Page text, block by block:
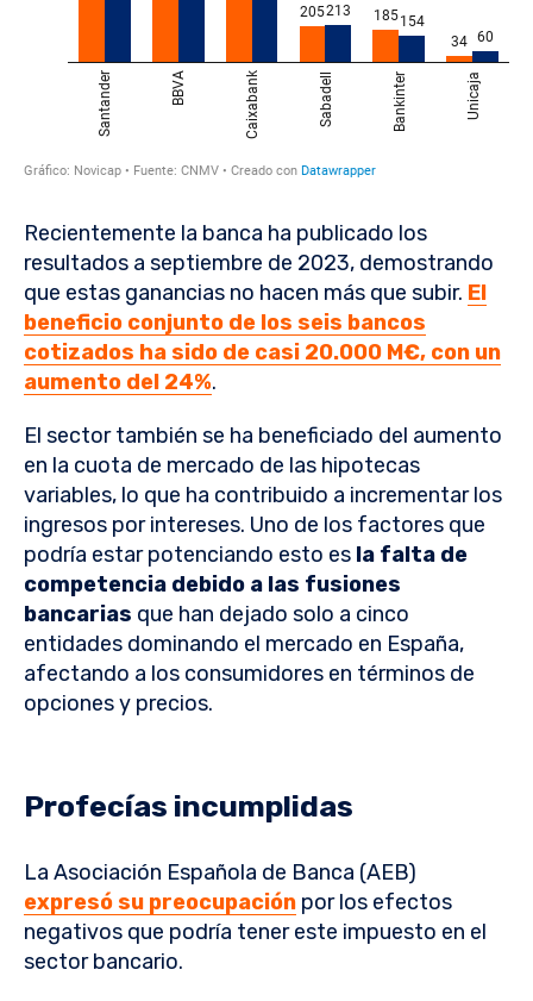
Recientemente la banca ha publicado los
resultados a septiembre de 2023, demostrando
que estas ganancias no hacen más que subir. El
beneficio conjunto de los seis bancos
cotizados ha sido de casi 20.000 M€, con un
aumento del 24%.
El sector también se ha beneficiado del aumento
en la cuota de mercado de las hipotecas
variables, lo que ha contribuido a incrementar los
ingresos por intereses. Uno de los factores que
podría estar potenciando esto es la falta de
competencia debido a las fusiones
bancarias que han dejado solo a cinco
entidades dominando el mercado en España,
afectando a los consumidores en términos de
opciones y precios.
Profecías incumplidas
La Asociación Española de Banca (AEB)
expresó su preocupación por los efectos
negativos que podría tener este impuesto en el
sector bancario.